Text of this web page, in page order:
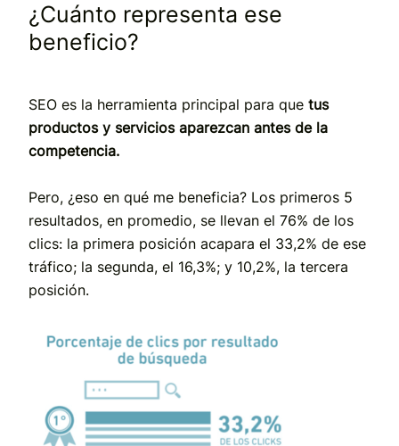
¿Cuánto representa ese
beneficio?
SEO es la herramienta principal para que tus
productos y servicios aparezcan antes de la
competencia.
Pero, ¿eso en qué me beneficia? Los primeros 5
resultados, en promedio, se llevan el 76% de los
clics: la primera posición acapara el 33,2% de ese
tráfico; la segunda, el 16,3%; y 10,2%, la tercera
posición.